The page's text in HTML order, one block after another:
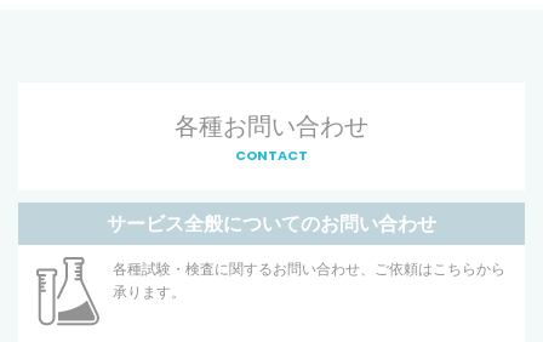
各種お問い合わせ
CONTACT
サービス全般についてのお問い合わせ
各種試験・検査に関するお問い合わせ、ご依頼はこちらから
承ります。